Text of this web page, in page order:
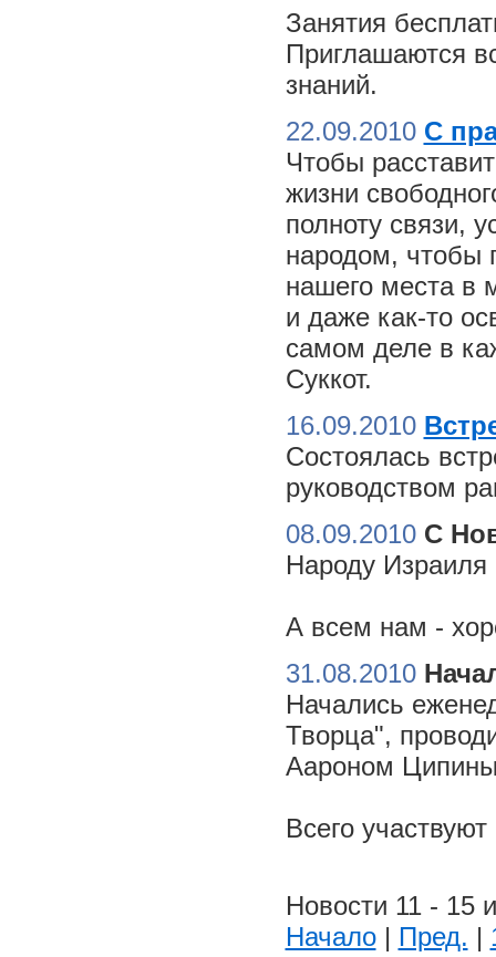
Занятия
Приглашаются
знаний.
22.09.2010 С
Чтобы
жизни
полноту связи,
народом, чтобы
нашего места в
и даже как-то
самом деле в
Суккот.
16.09.2010
Состоялась
руководством
08.09.2010 С
Народу Израиля
А всем нам -
31.08.2010
Начались
Творца",
Аароном
Всего
Новости 11 - 15
Начало| Пред. |